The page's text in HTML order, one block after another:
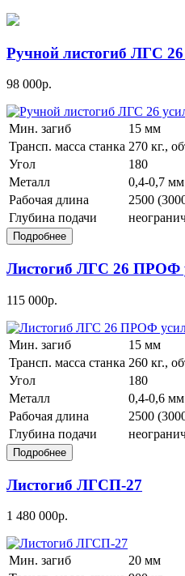
Ручной листогиб ЛГС
98 000р.
Мин. загиб
15 мм
Трансп. масса станка 270 кг.,
Угол
180
Металл
0,4-0,7 мм
Рабочая длина
2500
Глубина подачи
Листогиб ЛГС 26 ПРОФ
115 000р.
Мин. загиб
15 мм
Трансп. масса станка 260 кг.,
Угол
180
Металл
0,4-0,6 мм
Рабочая длина
2500
Глубина подачи
Листогиб ЛГСП-27
1 480 000р.
Мин. загиб
20 мм